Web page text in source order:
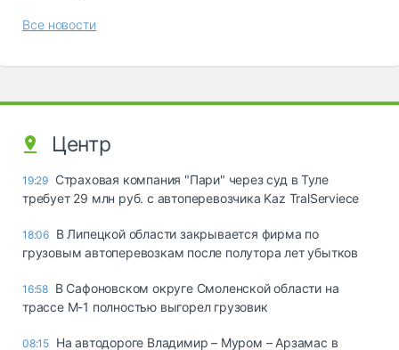
Все новости
Центр
19:29 Страховая компания "Пари" через суд в Туле
требует 29 млн руб. с автоперевозчика Kaz TralServiece
18:06 В Липецкой области закрывается фирма по
грузовым автоперевозкам после полутора лет убытков
16:58 В Сафоновском округе Смоленской области на
трассе М-1 полностью выгорел грузовик
08:15 На автодороге Владимир – Муром – Арзамас в